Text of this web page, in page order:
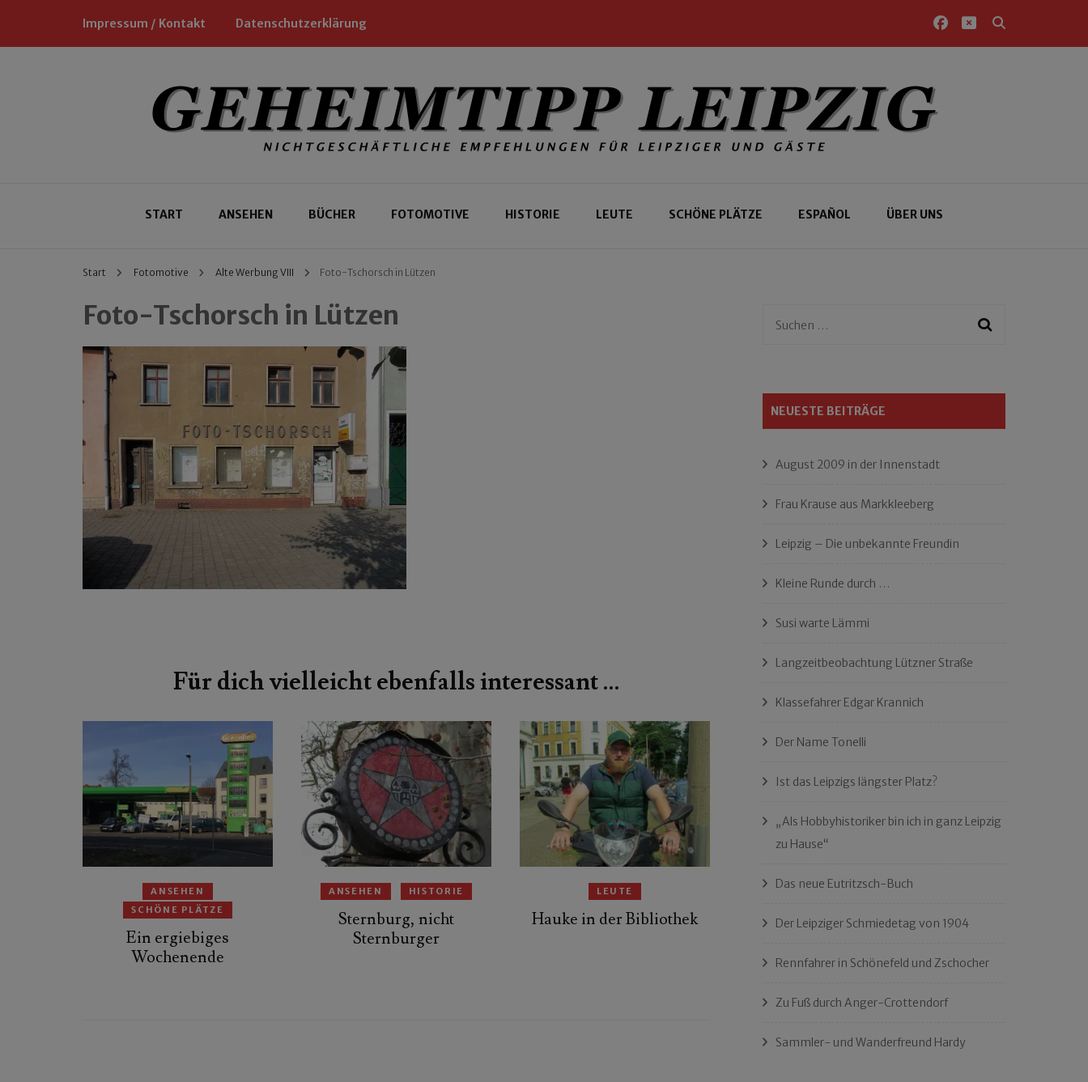
Impressum / Kontakt Datenschutzerklärung
Geheimtipp Leipzig
START ANSEHEN BÜCHER FOTOMOTIVE HISTORIE LEUTE SCHÖNE PLÄTZE ESPAÑOL ÜBER UNS
Start Fotomotive Alte Werbung VIII Foto-Tschorsch in Lützen
Foto-Tschorsch in Lützen
Für dich vielleicht ebenfalls interessant …
ANSEHEN
SCHÖNE PLÄTZE
Ein ergiebiges
Wochenende
ANSEHEN HISTORIE
Sternburg, nicht
Sternburger
LEUTE
Hauke in der Bibliothek
Suchen
NEUESTE BEITRÄGE
August 2009 in der Innenstadt
Frau Krause aus Markkleeberg
Leipzig – Die unbekannte Freundin
Kleine Runde durch …
Susi warte Lämmi
Langzeitbeobachtung Lützner Straße
Klassefahrer Edgar Krannich
Der Name Tonelli
Ist das Leipzigs längster Platz?
„Als Hobbyhistoriker bin ich in ganz Leipzig
zu Hause“
Das neue Eutritzsch-Buch
Der Leipziger Schmiedetag von 1904
Rennfahrer in Schönefeld und Zschocher
Zu Fuß durch Anger-Crottendorf
Sammler- und Wanderfreund Hardy